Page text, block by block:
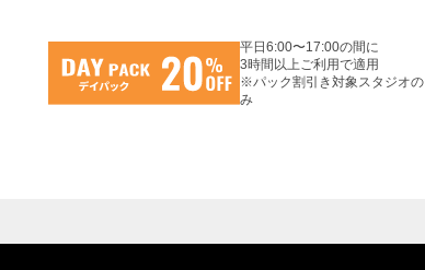
平日6:00〜17:00の間に
3時間以上ご利用で適用
※パック割引き対象スタジオの
み